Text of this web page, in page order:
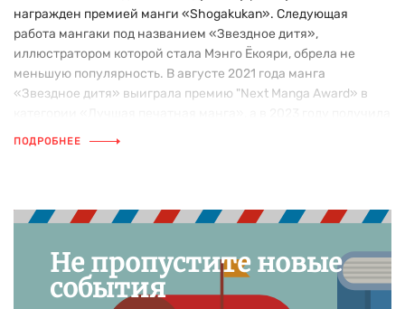
награжден премией манги «Shogakukan». Следующая
работа мангаки под названием «Звездное дитя»,
иллюстратором которой стала Мэнго Ёкояри, обрела не
меньшую популярность. В августе 2021 года манга
«Звездное дитя» выиграла премию "Next Manga Award» в
аниме-адаптацию.
ПОДРОБНЕЕ
Не пропустите новые
события